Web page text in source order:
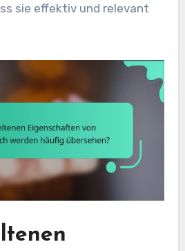
sie effektiv und relevant